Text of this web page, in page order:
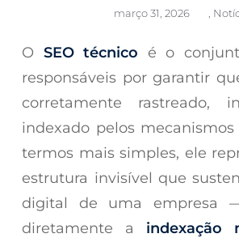
março 31, 2026
O SEO técnico é o
responsáveis por garantir
corretamente rastreado,
indexado pelos
termos mais simples, ele
estrutura invisível que
digital de uma empresa
diretamente a indexação